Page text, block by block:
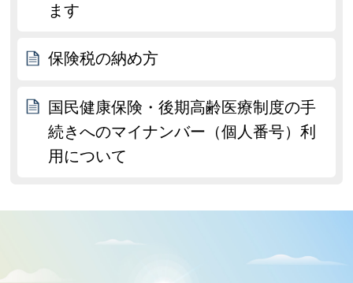
ます
保険税の納め方
国民健康保険・後期高齢医療制度の手
続きへのマイナンバー（個人番号）利
用について